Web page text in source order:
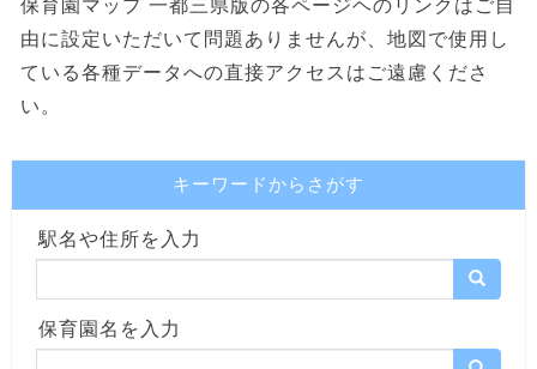
保育園マップ 一都三県版の各ページヘのリンクはご自
由に設定いただいて問題ありませんが、地図で使用し
ている各種データへの直接アクセスはご遠慮くださ
い。
キーワードからさがす
駅名や住所を入力
保育園名を入力